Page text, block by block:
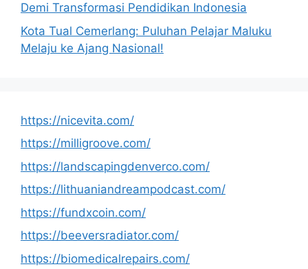
Demi Transformasi Pendidikan Indonesia
Kota Tual Cemerlang: Puluhan Pelajar Maluku
Melaju ke Ajang Nasional!
https://nicevita.com/
https://milligroove.com/
https://landscapingdenverco.com/
https://lithuaniandreampodcast.com/
https://fundxcoin.com/
https://beeversradiator.com/
https://biomedicalrepairs.com/